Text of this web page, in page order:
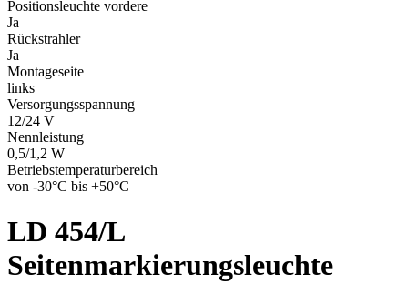
Positionsleuchte vordere
Ja
Rückstrahler
Ja
Montageseite
links
Versorgungsspannung
12/24 V
Nennleistung
0,5/1,2 W
Betriebstemperaturbereich
von -30°C bis +50°C
LD 454/L
Seitenmarkierungsleuchte